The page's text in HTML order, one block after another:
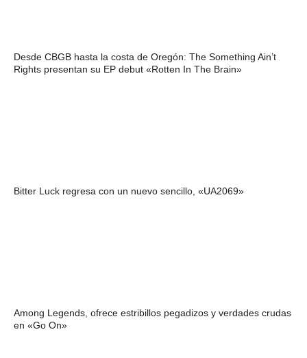
Desde CBGB hasta la costa de Oregón: The Something Ain’t
Rights presentan su EP debut «Rotten In The Brain»
Bitter Luck regresa con un nuevo sencillo, «UA2069»
Among Legends, ofrece estribillos pegadizos y verdades crudas
en «Go On»